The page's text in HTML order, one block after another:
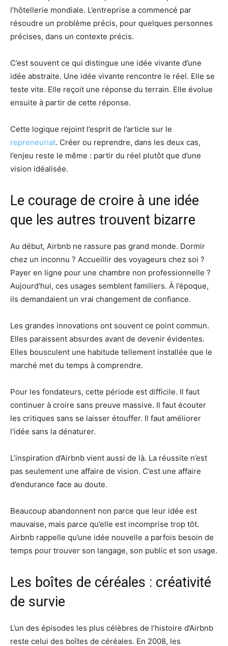
l’hôtellerie mondiale. L’entreprise a commencé par
résoudre un problème précis, pour quelques personnes
précises, dans un contexte précis.
C’est souvent ce qui distingue une idée vivante d’une
idée abstraite. Une idée vivante rencontre le réel. Elle se
teste vite. Elle reçoit une réponse du terrain. Elle évolue
ensuite à partir de cette réponse.
Cette logique rejoint l’esprit de l’article sur le
repreneuriat. Créer ou reprendre, dans les deux cas,
l’enjeu reste le même : partir du réel plutôt que d’une
vision idéalisée.
Le courage de croire à une idée
que les autres trouvent bizarre
Au début, Airbnb ne rassure pas grand monde. Dormir
chez un inconnu ? Accueillir des voyageurs chez soi ?
Payer en ligne pour une chambre non professionnelle ?
Aujourd’hui, ces usages semblent familiers. À l’époque,
ils demandaient un vrai changement de confiance.
Les grandes innovations ont souvent ce point commun.
Elles paraissent absurdes avant de devenir évidentes.
Elles bousculent une habitude tellement installée que le
marché met du temps à comprendre.
Pour les fondateurs, cette période est difficile. Il faut
continuer à croire sans preuve massive. Il faut écouter
les critiques sans se laisser étouffer. Il faut améliorer
l’idée sans la dénaturer.
L’inspiration d’Airbnb vient aussi de là. La réussite n’est
pas seulement une affaire de vision. C’est une affaire
d’endurance face au doute.
Beaucoup abandonnent non parce que leur idée est
mauvaise, mais parce qu’elle est incomprise trop tôt.
Airbnb rappelle qu’une idée nouvelle a parfois besoin de
temps pour trouver son langage, son public et son usage.
Les boîtes de céréales : créativité
de survie
L’un des épisodes les plus célèbres de l’histoire d’Airbnb
reste celui des boîtes de céréales. En 2008, les